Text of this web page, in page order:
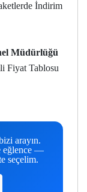
İndirim
Müdürlüğü
Fiyat Tablosu
arayın.
eğlence —
seçelim.